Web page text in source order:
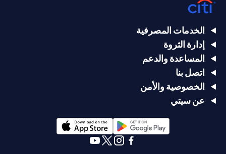
الخدمات المصرفية
إدارة الثروة
المساعدة والدعم
اتصل بنا
الخصوصية والأمن
عن سيتي
opens in a new tab
opens in a new tab